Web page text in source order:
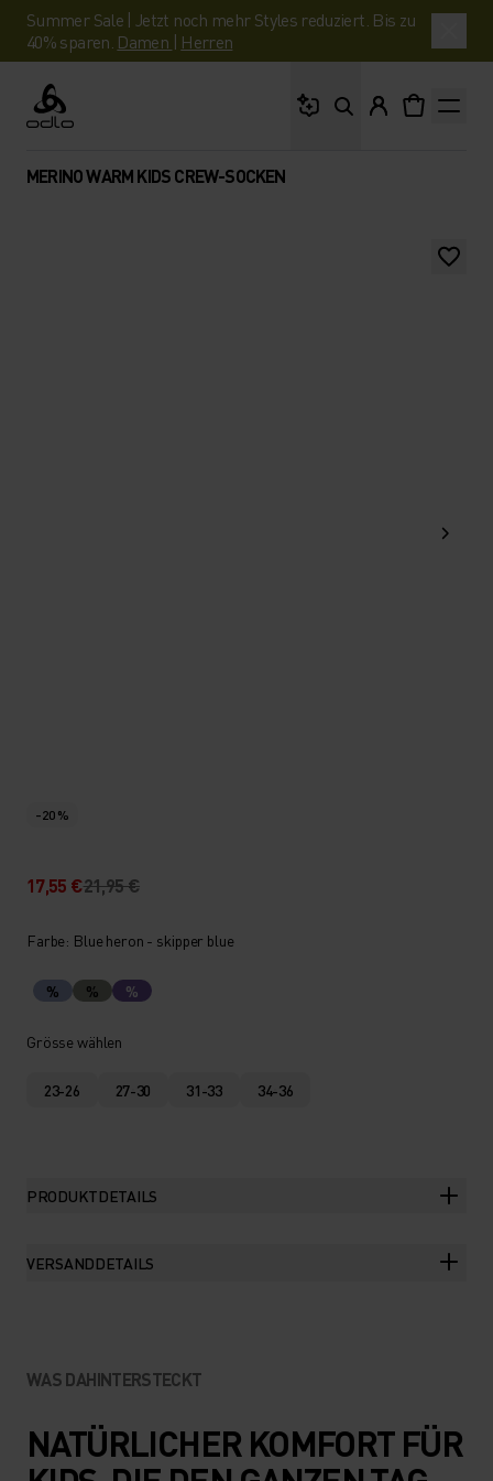
Summer Sale | Jetzt noch mehr Styles reduziert. Bis zu
40% sparen. Damen | Herren
Odlo
MERINO WARM KIDS CREW-SOCKEN
-20 %
17,55 €21,95 €
Farbe: Blue heron - skipper blue
% % %
Grösse wählen
23-26 27-30 31-33 34-36
PRODUKTDETAILS
VERSANDDETAILS
WAS DAHINTERSTECKT
NATÜRLICHER KOMFORT FÜR